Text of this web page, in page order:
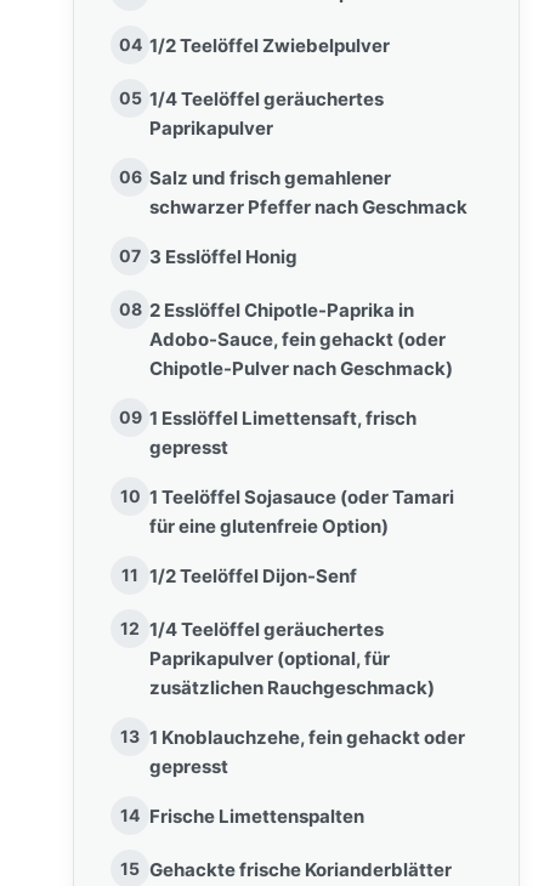
04 1/2 Teelöffel Zwiebelpulver
05 1/4 Teelöffel geräuchertes
Paprikapulver
06 Salz und frisch gemahlener
schwarzer Pfeffer nach Geschmack
07 3 Esslöffel Honig
08 2 Esslöffel Chipotle-Paprika in
Adobo-Sauce, fein gehackt (oder
Chipotle-Pulver nach Geschmack)
09 1 Esslöffel Limettensaft, frisch
gepresst
10 1 Teelöffel Sojasauce (oder Tamari
für eine glutenfreie Option)
11 1/2 Teelöffel Dijon-Senf
12 1/4 Teelöffel geräuchertes
Paprikapulver (optional, für
zusätzlichen Rauchgeschmack)
13 1 Knoblauchzehe, fein gehackt oder
gepresst
14 Frische Limettenspalten
15 Gehackte frische Korianderblätter